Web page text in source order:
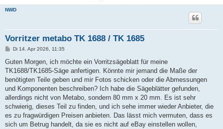
NWD
Vorritzer metabo TK 1688 / TK 1685
B
i
r
a
Di 14. Apr 2026, 11:35
Guten Morgen, ich möchte ein Vorritzsägeblatt für meine
TK1688/TK1685-Säge anfertigen. Könnte mir jemand die Maße der
benötigten Teile geben und mir Fotos schicken oder die Abmessungen
und Komponenten beschreiben? Ich habe die Sägeblätter gefunden,
allerdings nicht von Metabo, sondern 80 mm x 20 mm. Es ist sehr
schwierig, dieses Teil zu finden, und ich sehe immer wieder Anbieter, die
es zu fragwürdigen Preisen anbieten. Das lässt mich vermuten, dass es
sich um Betrug handelt, da sie es nicht auf eBay einstellen wollen,